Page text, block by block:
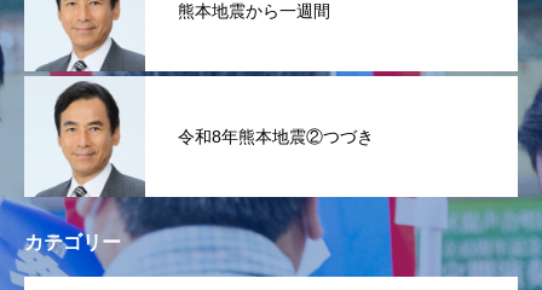
熊本地震から一週間
令和8年熊本地震②つづき
カテゴリー